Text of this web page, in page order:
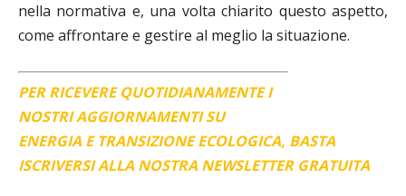
nella normativa e, una volta chiarito questo aspetto,
come affrontare e gestire al meglio la situazione.
PER RICEVERE QUOTIDIANAMENTE I
NOSTRI AGGIORNAMENTI SU
ENERGIA E TRANSIZIONE ECOLOGICA, BASTA
ISCRIVERSI ALLA NOSTRA NEWSLETTER GRATUITA